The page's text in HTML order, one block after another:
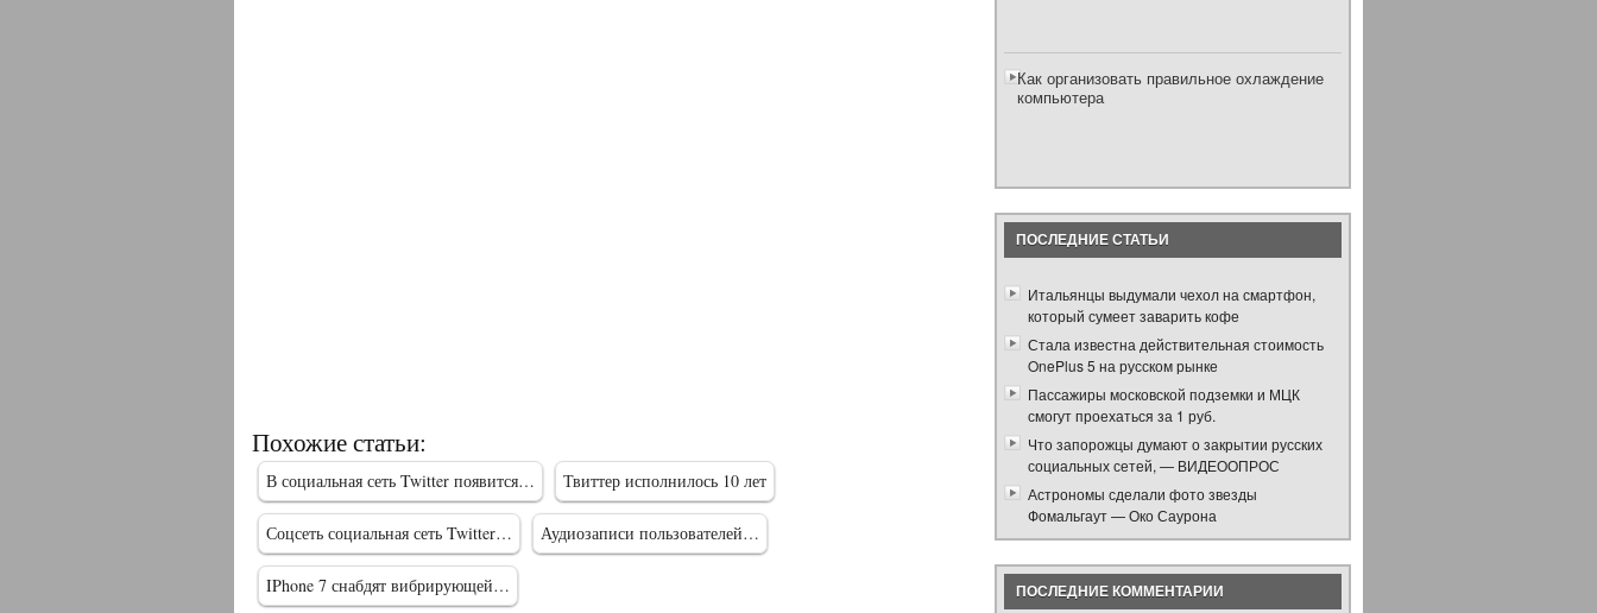
Похожие статьи:
В социальная сеть Twitter появится… Твиттер исполнилось 10 лет
Соцсеть социальная сеть Twitter… Аудиозаписи пользователей…
IPhone 7 снабдят вибрирующей…
Как организовать правильное охлаждение
компьютера
ПОСЛЕДНИЕ СТАТЬИ
Итальянцы выдумали чехол на смартфон,
который сумеет заварить кофе
Стала известна действительная стоимость
OnePlus 5 на русском рынке
Пассажиры московской подземки и МЦК
смогут проехаться за 1 руб.
Что запорожцы думают о закрытии русских
социальных сетей, — ВИДЕООПРОС
Астрономы сделали фото звезды
Фомальгаут — Око Саурона
ПОСЛЕДНИЕ КОММЕНТАРИИ